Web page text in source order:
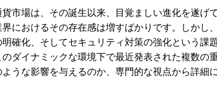
市場は、その誕生以来、目覚ましい進化を遂げ
におけるその存在感は増すばかりです。しかし
明確化、そしてセキュリティ対策の強化という課
のダイナミックな環境下で最近発表された複数の
ような影響を与えるのか、専門的な視点から詳細